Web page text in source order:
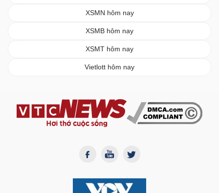
XSMN hôm nay
XSMB hôm nay
XSMT hôm nay
Vietlott hôm nay